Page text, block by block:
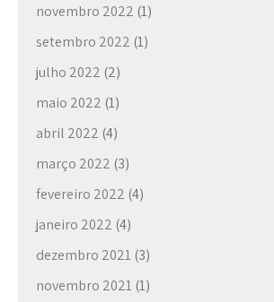
novembro 2022 (1)
setembro 2022 (1)
julho 2022 (2)
maio 2022 (1)
abril 2022 (4)
março 2022 (3)
fevereiro 2022 (4)
janeiro 2022 (4)
dezembro 2021 (3)
novembro 2021 (1)